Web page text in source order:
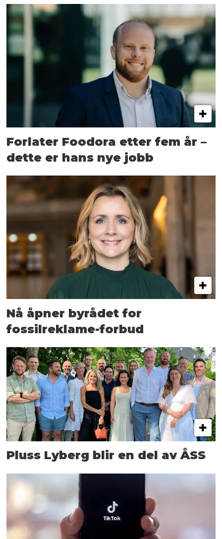
Forlater Foodora etter fem år –
dette er hans nye jobb
Nå åpner byrådet for
fossilreklame-forbud
Pluss Lyberg blir en del av ÅSS